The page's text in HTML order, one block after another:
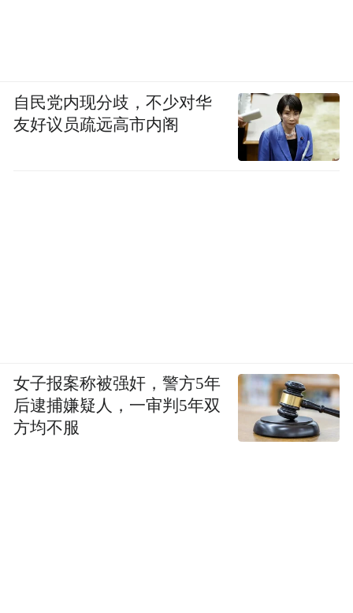
自民党内现分歧，不少对华
友好议员疏远高市内阁
女子报案称被强奸，警方5年
后逮捕嫌疑人，一审判5年双
方均不服